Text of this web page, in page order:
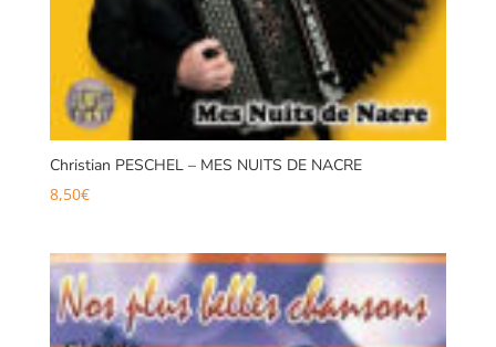
Christian PESCHEL – MES NUITS DE NACRE
8,50€